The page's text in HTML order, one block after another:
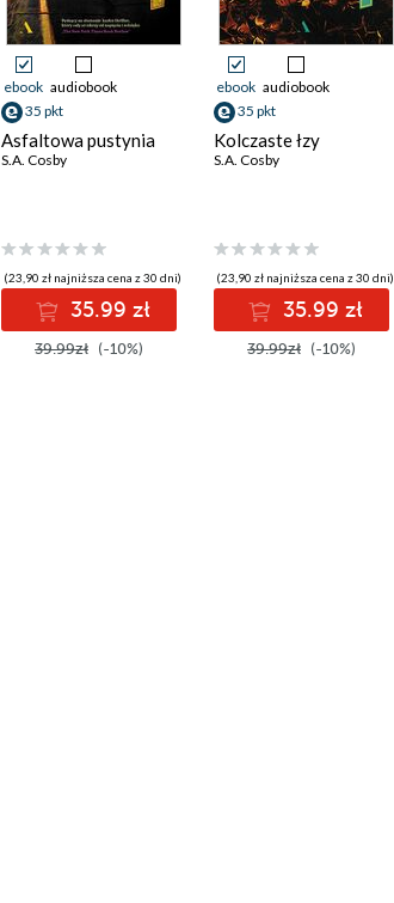
ebook audiobook
35 pkt
Asfaltowa pustynia
S.A. Cosby
(23,90 zł najniższa cena z 30 dni)
35.99 zł
39.99zł (-10%)
ebook audiobook
35 pkt
Kolczaste łzy
S.A. Cosby
(23,90 zł najniższa cena z 30 dni)
35.99 zł
39.99zł (-10%)